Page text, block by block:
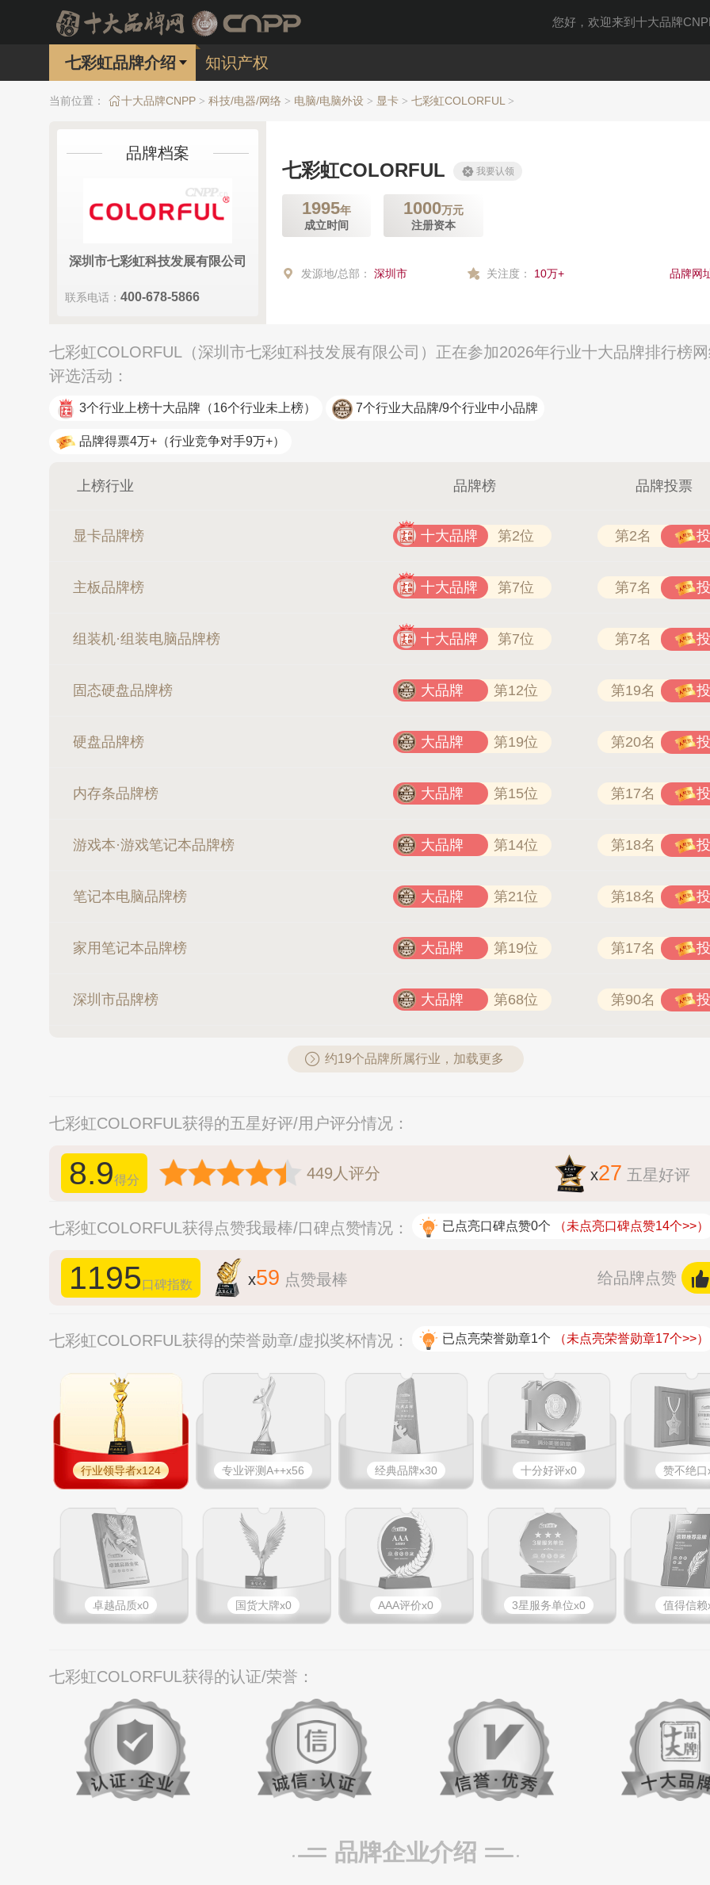
您好，欢迎来到十大品牌
七彩虹品牌介绍 知识产权
当前位置： 十大品牌CNPP > 科技/电器/网络 > 电脑/电脑外设 > 显卡 > 七彩虹COLORFUL >
品牌档案
深圳市七彩虹科技发展有限公司
联系电话： 400-678-5866
七彩虹COLORFUL 我要认领
1995年
成立时间
1000万元
注册资本
发源地/总部： 深圳市 关注度： 10万+ 品牌网
七彩虹COLORFUL（深圳市七彩虹科技发展有限公司）正在参加2026年行业十大品牌排行榜
评选活动：
3个行业上榜十大品牌 （16个行业未上榜） 7个行业大品牌/9个行业中小品牌
品牌得票4万+ （行业竞争对手9万+）
上榜行业 品牌榜 品牌投票
显卡品牌榜 十大品牌 第2位 第2名
主板品牌榜 十大品牌 第7位 第7名
组装机·组装电脑品牌榜 十大品牌 第7位 第7名
固态硬盘品牌榜 大品牌 第12位 第19名
硬盘品牌榜 大品牌 第19位 第20名
内存条品牌榜 大品牌 第15位 第17名
游戏本·游戏笔记本品牌榜 大品牌 第14位 第18名
笔记本电脑品牌榜 大品牌 第21位 第18名
家用笔记本品牌榜 大品牌 第19位 第17名
深圳市品牌榜 大品牌 第68位 第90名
约19个品牌所属行业，加载更多
七彩虹COLORFUL获得的五星好评/用户评分情况：
8.9得分 449 人评分 x27 五星好评
七彩虹COLORFUL获得点赞我最棒/口碑点赞情况： 已点亮口碑点赞0个 （未点亮口碑点赞14个>>）
1195口碑指数 x59 点赞最棒 给品牌点赞
七彩虹COLORFUL获得的荣誉勋章/虚拟奖杯情况： 已点亮荣誉勋章1个 （未点亮荣誉勋章17个>>）
行业领导者x124 专业​评测A++x56 经典品牌x30 十分好评x0 赞不绝口
卓越品质x0 国货大牌x0 AAA评价x0 3星服务单位x0 值得信赖
七彩虹COLORFUL获得的认证/荣誉：
品牌企业介绍